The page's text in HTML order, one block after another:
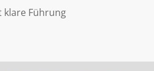
klare Führung